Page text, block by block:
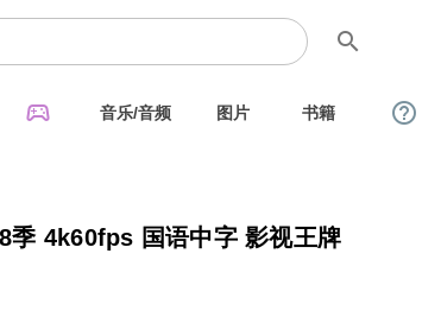
search
sports_esports 音乐/音频 图片 书籍 help_outline
季 4k60fps 国语中字 影视王牌